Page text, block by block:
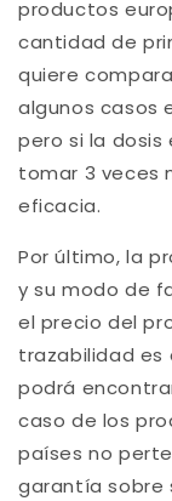
productos
cantidad de
quiere
algunos casos
pero si la
tomar 3 veces
eficacia.
Por último, la
y su modo de
el precio del
trazabilidad es
podrá
caso de los
países no
garantía sobre